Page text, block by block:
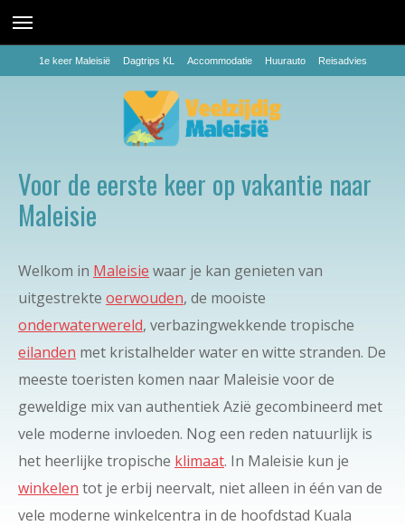
1e keer Maleisië Dagtrips KL Accommodatie Huurauto Reisadvies
Voor de eerste keer op vakantie naar
Maleisie
Welkom in Maleisie waar je kan genieten van
uitgestrekte oerwouden, de mooiste
onderwaterwereld, verbazingwekkende tropische
eilanden met kristalhelder water en witte stranden. De
meeste toeristen komen naar Maleisie voor de
geweldige mix van authentiek Azië gecombineerd met
vele moderne invloeden. Nog een reden natuurlijk is
het heerlijke tropische klimaat. In Maleisie kun je
winkelen tot je erbij neervalt, niet alleen in één van de
vele moderne winkelcentra in de hoofdstad Kuala